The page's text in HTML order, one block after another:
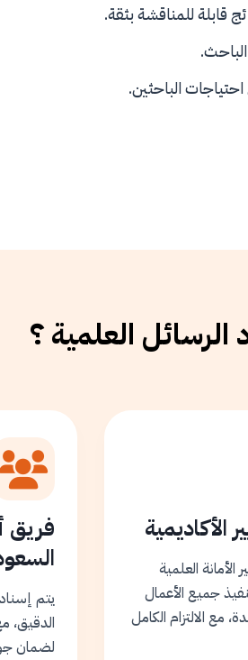
قابلة للمناقشة بثقة.
الباحثين.
الرسائل العلمية ؟
الأكاديمية
الأمانة العلمية
جميع الأعمال
مع الالتزام الكامل
فريق
يتم
الدقيق،
لضمان